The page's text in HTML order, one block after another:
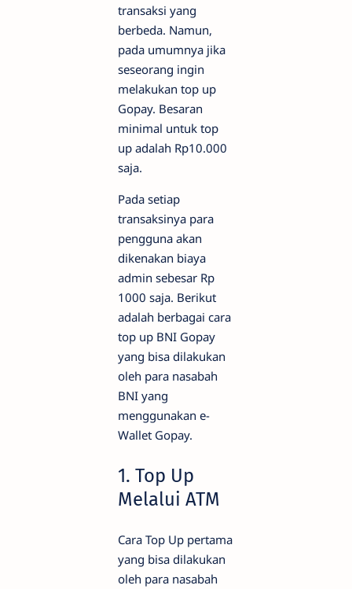
transaksi yang
berbeda. Namun,
pada umumnya jika
seseorang ingin
melakukan top up
Gopay. Besaran
minimal untuk top
up adalah Rp10.000
saja.
Pada setiap
transaksinya para
pengguna akan
dikenakan biaya
admin sebesar Rp
1000 saja. Berikut
adalah berbagai cara
top up BNI Gopay
yang bisa dilakukan
oleh para nasabah
BNI yang
menggunakan e-
Wallet Gopay.
1. Top Up
Melalui ATM
Cara Top Up pertama
yang bisa dilakukan
oleh para nasabah